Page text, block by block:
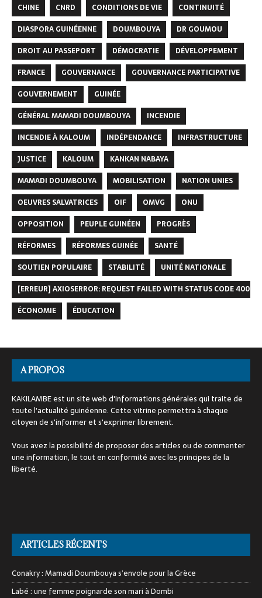
CHINE
CNRD CONDITIONS DE VIE
CONTINUITÉ
DIASPORA GUINÉENNE
DOUMBOUYA
DR GOUMOU
DROIT AU PASSEPORT
DÉMOCRATIE
DÉVELOPPEMENT
FRANCE
GOUVERNANCE
GOUVERNANCE PARTICIPATIVE
GOUVERNEMENT
GUINÉE
GÉNÉRAL MAMADI DOUMBOUYA
INCENDIE
INCENDIE À KALOUM
INDÉPENDANCE
INFRASTRUCTURE
JUSTICE
KALOUM
KANKAN NABAYA
MAMADI DOUMBOUYA
MOBILISATION
NATION UNIES
OEUVRES SALVATRICES
OIF OMVG
ONU
OPPOSITION
PEUPLE GUINÉEN
PROGRÈS
RÉFORMES
RÉFORMES GUINÉE
SANTÉ
SOUTIEN POPULAIRE
STABILITÉ
UNITÉ NATIONALE
[ERREUR] AXIOSERROR: REQUEST FAILED WITH STATUS CODE 400
ÉCONOMIE
ÉDUCATION
A PROPOS
KAKILAMBE est un site web d'informations générales qui traite de
toute l'actualité guinéenne. Cette vitrine permettra à chaque
citoyen de s'informer et s'exprimer librement.
Vous avez la possibilité de proposer des articles ou de commenter
une information, le tout en conformité avec les principes de la
liberté.
ARTICLES RÉCENTS
Conakry : Mamadi Doumbouya s’envole pour la Grèce
Labé : une femme poignarde son mari à Dombi